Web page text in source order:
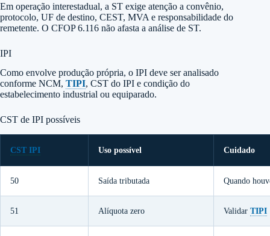
Em operação interestadual, a ST exige atenção a convênio,
protocolo, UF de destino, CEST, MVA e responsabilidade do
remetente. O CFOP 6.116 não afasta a análise de ST.
IPI
Como envolve produção própria, o IPI deve ser analisado
conforme NCM, TIPI, CST do IPI e condição do
estabelecimento industrial ou equiparado.
CST de IPI possíveis
CST IPI Uso possível Cuidado
50 Saída tributada Quando
51 Alíquota zero Validar TIPI